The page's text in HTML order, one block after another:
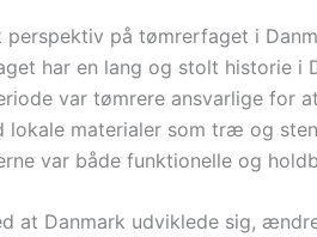
perspektiv på tømrerfaget i
har en lang og stolt historie i
var tømrere ansvarlige for
lokale materialer som træ og
var både funktionelle og
at Danmark udviklede sig,